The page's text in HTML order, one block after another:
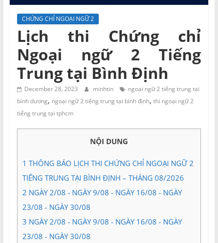
và
Tư
vấn
Miền
Nam
CHỨNG CHỈ NGOẠI NGỮ 2
Lịch thi Chứng chỉ
Ngoại ngữ 2 Tiếng
Trung tại Bình Định
December 28, 2023 minhtin
ngoại ngữ 2 tiếng trung tại
bình dương, ngoại ngữ 2 tiếng trung tại bình định, thi ngoại ngữ 2
tiếng trung tại tphcm
NỘI DUNG
1 THÔNG BÁO LỊCH THI CHỨNG CHỈ NGOẠI NGỮ 2
TIẾNG TRUNG TẠI BÌNH ĐỊNH – THÁNG 08/2026
2 NGÀY 2/08 - NGÀY 9/08 - NGÀY 16/08 - NGÀY
23/08 - NGÀY 30/08
3 NGÀY 2/08 - NGÀY 9/08 - NGÀY 16/08 - NGÀY
23/08 - NGÀY 30/08